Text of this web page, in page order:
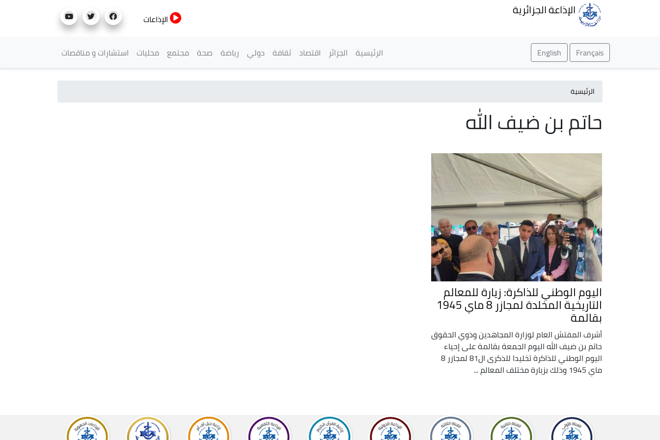
الإذاعة الجزائرية
الإذاعات
Français
English القائمة الرئيسية
الرئيسية الجزائر اقتصاد ثقافة دولي رياضة صحة مجتمع محليات استشارات و مناقصات
الرئيسية
حاتم بن ضيف الله
اليوم الوطني للذاكرة: زيارة للمعالم
التاريخية المخلدة لمجازر 8 ماي 1945
بقالمة
أشرف المفتش العام لوزارة المجاهدين وذوي الحقوق
حاتم بن ضيف الله اليوم الجمعة بقالمة على إحياء
اليوم الوطني للذاكرة تخليدا للذكرى ال81 لمجازر 8
ماي 1945 وذلك بزيارة مختلف المعالم ...